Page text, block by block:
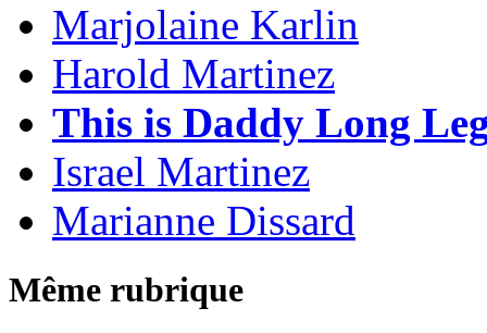
Marjolaine Karlin
Harold Martinez
This is Daddy Long
Israel Martinez
Marianne Dissard
Même rubrique